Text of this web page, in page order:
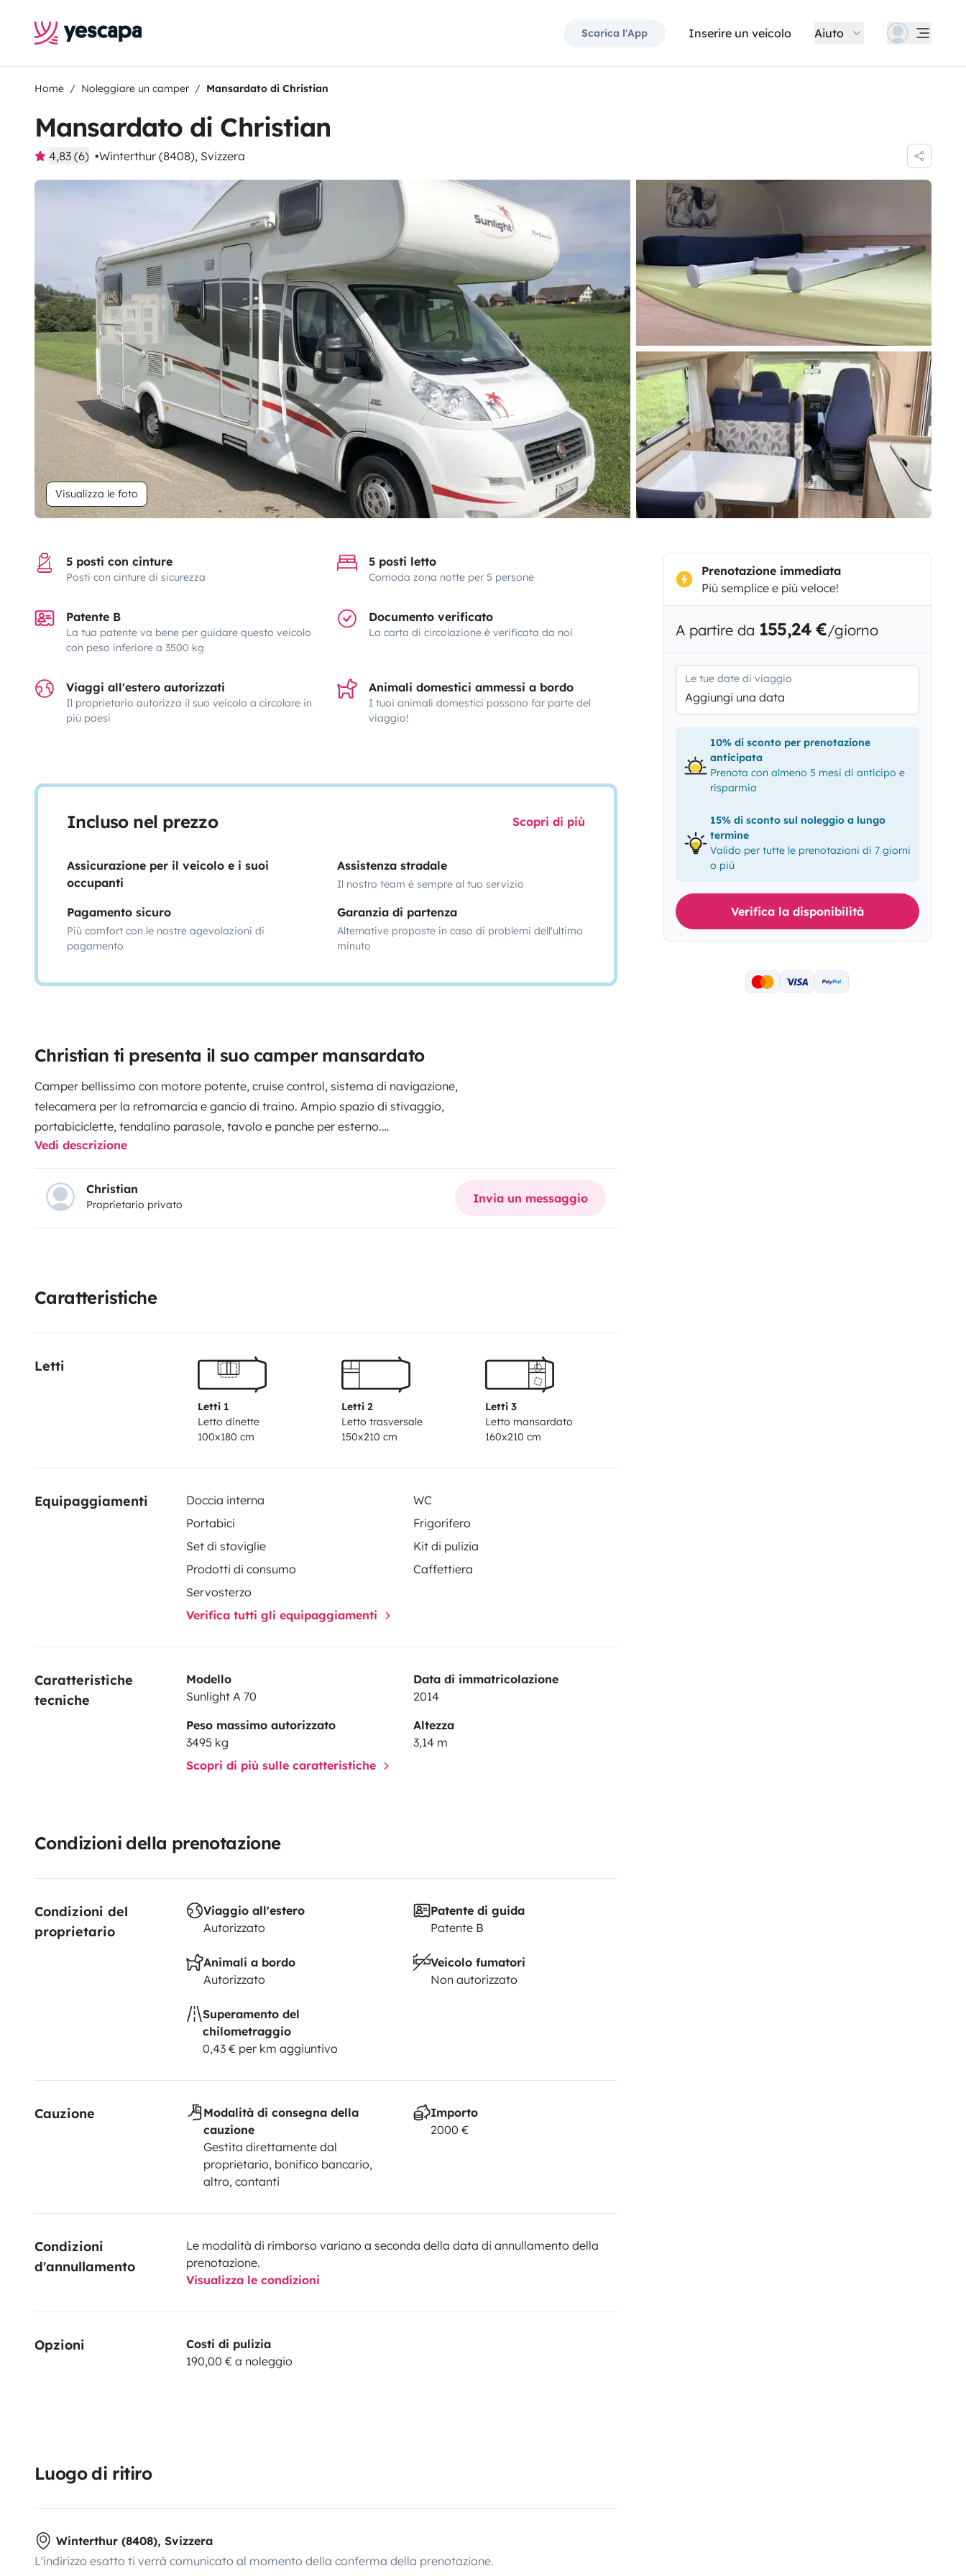
Scarica l'App Inserire un veicolo Aiuto
Home Noleggiare un camper Mansardato di Christian
Mansardato di Christian
4,83 (6) Winterthur (8408), Svizzera
Visualizza le foto
5 posti con cinture
Posti con cinture di sicurezza
5 posti letto
Comoda zona notte per 5 persone
Patente B
La tua patente va bene per guidare questo veicolo
con peso inferiore a 3500 kg
Documento verificato
La carta di circolazione è verificata da noi
Viaggi all'estero autorizzati
Il proprietario autorizza il suo veicolo a circolare in
più paesi
Animali domestici ammessi a bordo
I tuoi animali domestici possono far parte del
viaggio!
Incluso nel prezzo Scopri di più
Assicurazione per il veicolo e i suoi
occupanti
Assistenza stradale
Il nostro team è sempre al tuo servizio
Pagamento sicuro
Più comfort con le nostre agevolazioni di
pagamento
Garanzia di partenza
Alternative proposte in caso di problemi dell'ultimo
minuto
Christian ti presenta il suo camper mansardato
Camper bellissimo con motore potente, cruise control, sistema di navigazione,
telecamera per la retromarcia e gancio di traino. Ampio spazio di stivaggio,
portabiciclette, tendalino parasole, tavolo e panche per esterno.
Compreso di stoviglie complete e coperte nordiche per 5 persone. Doccia interna ed
esterna. Tutte le finestre dotate di zanzariere.
Consegnata pronta per la guida con il serbatoio dell’acqua e del gas pieno. Il
consumo di gas (max. 1 bombola) è incluso nel prezzo di affitto.
Costo extra:
Opzioni se richieste:
Vedi descrizione
Christian
Proprietario privato Invia un messaggio
Caratteristiche
Letti
Letti 1
Letto dinette
100x180 cm
Letti 2
Letto trasversale
150x210 cm
Letti 3
Letto mansardato
160x210 cm
Equipaggiamenti Doccia interna
WC
Portabici
Frigorifero
Set di stoviglie
Kit di pulizia
Prodotti di consumo
Caffettiera
Servosterzo
Verifica tutti gli equipaggiamenti
Caratteristiche
tecniche
Modello
Sunlight A 70
Data di immatricolazione
2014
Peso massimo autorizzato
3495 kg
Altezza
3,14 m
Scopri di più sulle caratteristiche
Condizioni della prenotazione
Condizioni del
proprietario
Viaggio all'estero
Autorizzato
Patente di guida
Patente B
Animali a bordo
Autorizzato
Veicolo fumatori
Non autorizzato
Superamento del
chilometraggio
0,43 € per km aggiuntivo
Cauzione
Modalità di consegna della
cauzione
Gestita direttamente dal
proprietario, bonifico bancario,
altro, contanti
Importo
2000 €
Condizioni
d'annullamento
Le modalità di rimborso variano a seconda della data di annullamento della
prenotazione.
Visualizza le condizioni
Opzioni
Costi di pulizia
190,00 € a noleggio
Luogo di ritiro
Winterthur (8408), Svizzera
L'indirizzo esatto ti verrà comunicato al momento della conferma della prenotazione.
Prenotazione immediata
Più semplice e più veloce!
A partire da 155,24 €/giorno
Le tue date di viaggio
Aggiungi una data
10% di sconto per prenotazione
anticipata
Prenota con almeno 5 mesi di anticipo e
risparmia
15% di sconto sul noleggio a lungo
termine
Valido per tutte le prenotazioni di 7 giorni
o più
Verifica la disponibilità